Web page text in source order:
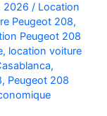
2026 / Location
Peugeot 208,
Peugeot 208
, location voiture
,
, Peugeot 208